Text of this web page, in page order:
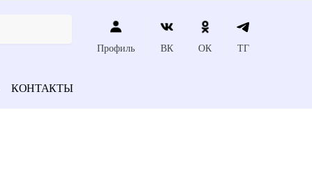
Профиль ВК ОК ТГ
КОНТАКТЫ